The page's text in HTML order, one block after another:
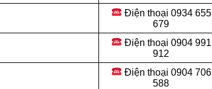
Điện thoại 0934 655
679
Điện thoại 0904 991
912
Điện thoại 0904 706
588